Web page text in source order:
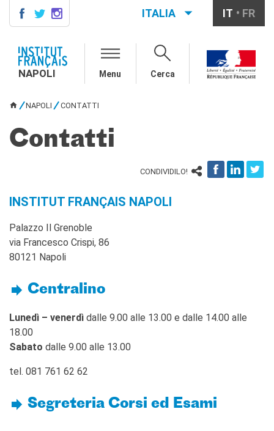
CONTACTS
CORSI DI FRANCESE
Corsi collettivi per adulti
Corsi di preparazione DELF
Corsi per bambini e
Corsi individuali e su
piattaforme
Atelier tematici
Aziende
DIPLÔMES DELF DALF
DELF DALF Tout Public
Risultati
MEDIATECA
Culturethèque, biblioteca
ITALIA IT FR
NAPOLI Menu Cerca
NAPOLI CONTATTI
Contatti
CONDIVIDILO!
INSTITUT FRANÇAIS NAPOLI
Palazzo Il Grenoble
via Francesco Crispi, 86
80121 Napoli
Centralino
Lunedì – venerdì dalle 9.00 alle 13.00 e dalle 14.00 alle
18.00
Sabato dalle 9.00 alle 13.00
tel. 081 761 62 62
Segreteria Corsi ed Esami